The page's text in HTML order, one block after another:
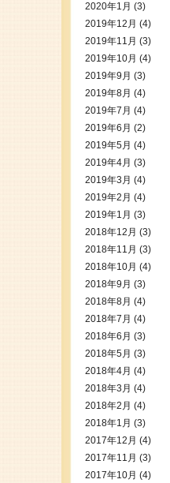
2020年1月 (3)
2019年12月 (4)
2019年11月 (3)
2019年10月 (4)
2019年9月 (3)
2019年8月 (4)
2019年7月 (4)
2019年6月 (2)
2019年5月 (4)
2019年4月 (3)
2019年3月 (4)
2019年2月 (4)
2019年1月 (3)
2018年12月 (3)
2018年11月 (3)
2018年10月 (4)
2018年9月 (3)
2018年8月 (4)
2018年7月 (4)
2018年6月 (3)
2018年5月 (3)
2018年4月 (4)
2018年3月 (4)
2018年2月 (4)
2018年1月 (3)
2017年12月 (4)
2017年11月 (3)
2017年10月 (4)